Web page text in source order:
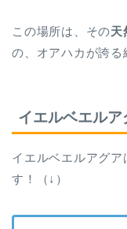
この場所は、その天
の、オアハカが誇る
イエルベエルア
イエルベエルアグ
す！（↓）